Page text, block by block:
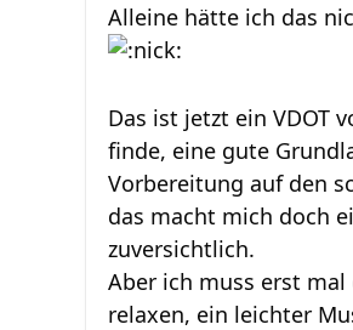
Alleine hätte ich das
Das ist jetzt ein VDOT
finde, eine gute
Vorbereitung auf den
das macht mich doch
zuversichtlich.
Aber ich muss erst mal
relaxen, ein leichter